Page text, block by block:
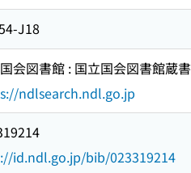
J18
会図書館 : 国立国会図書館蔵書
ndlsearch.ndl.go.jp
id.ndl.go.jp/bib/023319214